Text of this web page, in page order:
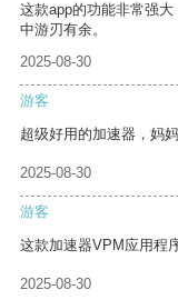
这款app的功能非常强
中游刃有余。
2025-08-30
游客
超级好用的加速器，妈
2025-08-30
游客
这款加速器VPM应用程
2025-08-30